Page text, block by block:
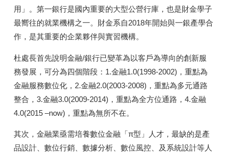
用」。第一銀行是國內重要的大型公營行庫，也是財金學子
最嚮往的就業機構之一。財金系自2018年開始與一銀產學合
作，是其重要的企業夥伴與實習機構。
杜處長首先說明金融/銀行已變革為以客戶為導向的創新服
務發展，可分為四個階段：1.金融1.0(1998-2002)，重點為
金融服務數位化，2.金融2.0(2003-2008)，重點為多元通路
整合，3.金融3.0(2009-2014)，重點為全方位通路，4.金融
4.0(2015 –now)，重點為無所不在。
其次，金融業亟需培養數位金融「π型」人才，最缺的是產
品設計、數位行銷、數據分析、數位風控、及系統設計等人